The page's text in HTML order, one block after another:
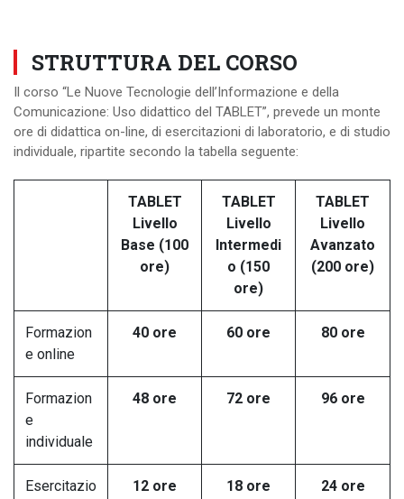
STRUTTURA DEL CORSO
Il corso “Le Nuove Tecnologie dell’Informazione e della
Comunicazione: Uso didattico del TABLET”, prevede un monte
ore di didattica on-line, di esercitazioni di laboratorio, e di studio
individuale, ripartite secondo la tabella seguente:
TABLET
Livello
Base (100
ore)
TABLET
Livello
Intermedi
o (150
ore)
TABLET
Livello
Avanzato
(200 ore)
Formazion
e online
40 ore 60 ore 80 ore
Formazion
e
individuale
48 ore 72 ore 96 ore
Esercitazio
12 ore 18 ore 24 ore